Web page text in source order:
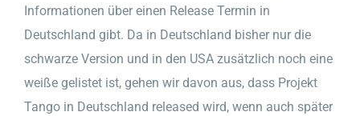
Informationen über einen Release Termin in
Deutschland gibt. Da in Deutschland bisher nur die
schwarze Version und in den USA zusätzlich noch eine
weiße gelistet ist, gehen wir davon aus, dass Projekt
Tango in Deutschland released wird, wenn auch später